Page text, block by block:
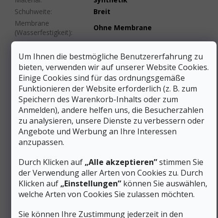
Um Ihnen die bestmögliche Benutzererfahrung zu
bieten, verwenden wir auf unserer Website Cookies.
Einige Cookies sind für das ordnungsgemäße
Funktionieren der Website erforderlich (z. B. zum
Speichern des Warenkorb-Inhalts oder zum
Anmelden), andere helfen uns, die Besucherzahlen
zu analysieren, unsere Dienste zu verbessern oder
Angebote und Werbung an Ihre Interessen
anzupassen.
Durch Klicken auf „Alle akzeptieren”stimmen Sie
der Verwendung aller Arten von Cookies zu. Durch
Klicken auf „Einstellungen” können Sie auswählen,
welche Arten von Cookies Sie zulassen möchten.
Sie können Ihre Zustimmung jederzeit in den
Schuhweite:
Breit
Membrane
(Wasserfestigkeit):
Ohne Membrane
Farbe:
Grün
Gewicht/Paar (g)
491 bis 750 g
Schnürung:
Klettverschluss
Kategorie (Gruppe) von
Schuhen:
A-Stadt/Reisen,A/B-leichtes
Wandern
Steppstich:
Unbesetzt
Produktart:
Schuhe
Für Katzen bestimmt:
Nicht
#sizes_table#:
/velikostni-tabulka-teva/
Oberteil (Material)
100% REPREVE® recyceltes
Polyester mit
Neoprenpolsterung
Einlegesohle
Geformtes PU mit